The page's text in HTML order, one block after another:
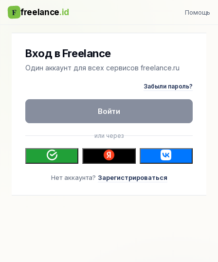
F freelance.id Помощь
Вход в Freelance
Один аккаунт для всех сервисов freelance.ru
Забыли пароль?
Войти
или через
Нет аккаунта? Зарегистрироваться